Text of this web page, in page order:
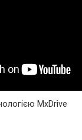
MxDrive